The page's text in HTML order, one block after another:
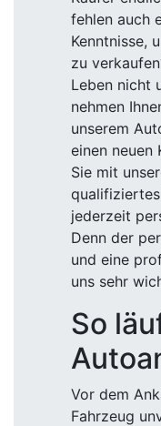
fehlen auch
Kenntnisse,
zu
Leben nicht
nehmen
unserem
einen neuen
Sie mit
jederzeit
Denn der
und eine
uns sehr
So
Vor dem
Fahrzeug